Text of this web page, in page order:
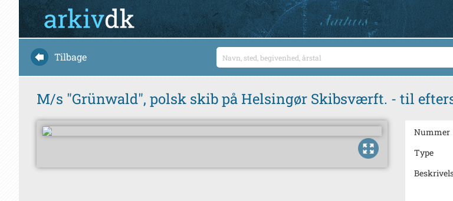
Tilbage
M/s "Grünwald", polsk skib på Helsingør Skibsværft. - til
Nummer
Type